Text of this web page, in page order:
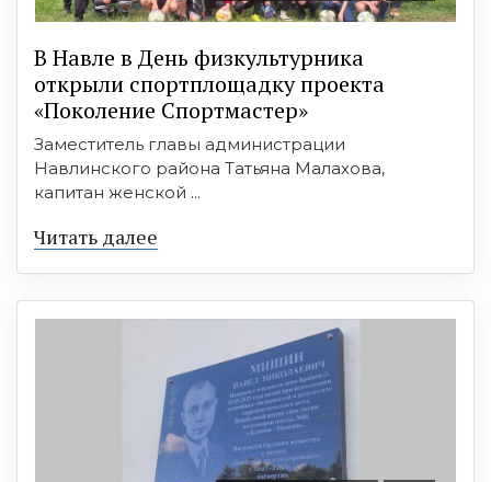
В Навле в День физкультурника
открыли спортплощадку проекта
«Поколение Спортмастер»
Заместитель главы администрации
Навлинского района Татьяна Малахова,
капитан женской ...
Читать далее